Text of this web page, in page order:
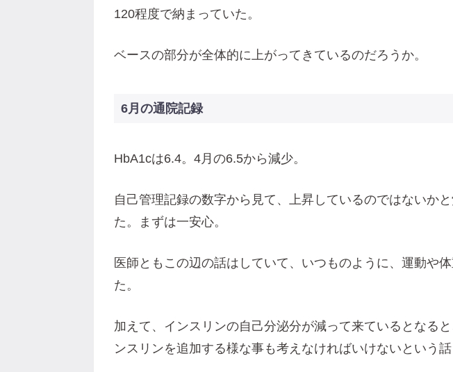
120程度で納まっていた。
ベースの部分が全体的に上がってきているのだろうか。
6月の通院記録
HbA1cは6.4。4月の6.5から減少。
自己管理記録の数字から見て、上昇しているのではないか
た。まずは一安心。
医師ともこの辺の話はしていて、いつものように、運動や
た。
加えて、インスリンの自己分泌分が減って来ているとなる
ンスリンを追加する様な事も考えなければいけないという話